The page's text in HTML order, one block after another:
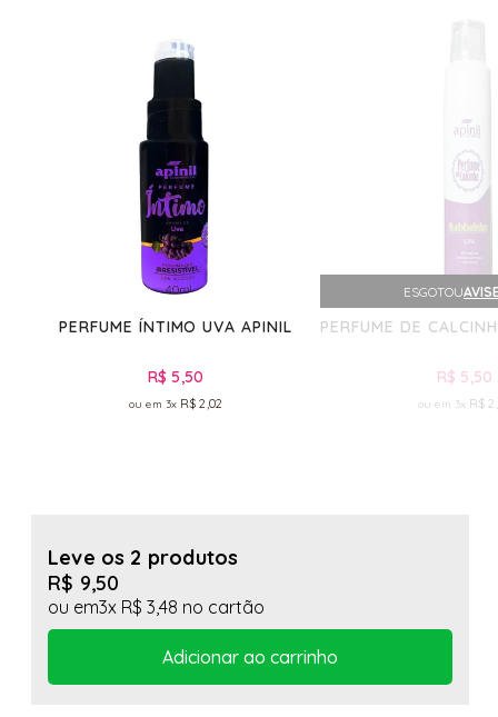
PERFUME ÍNTIMO UVA APINIL
R$ 5,50
3x R$ 2,02
ESGOTOU
PERFUME DE
R$ 5,50
3x R$
Leve os 2 produtos
R$ 9,50
3x R$ 3,48